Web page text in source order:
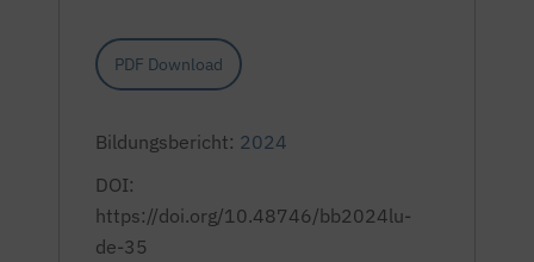
PDF Download
Bildungsbericht: 2024
DOI:
https://doi.org/10.48746/bb2024lu-
de-35